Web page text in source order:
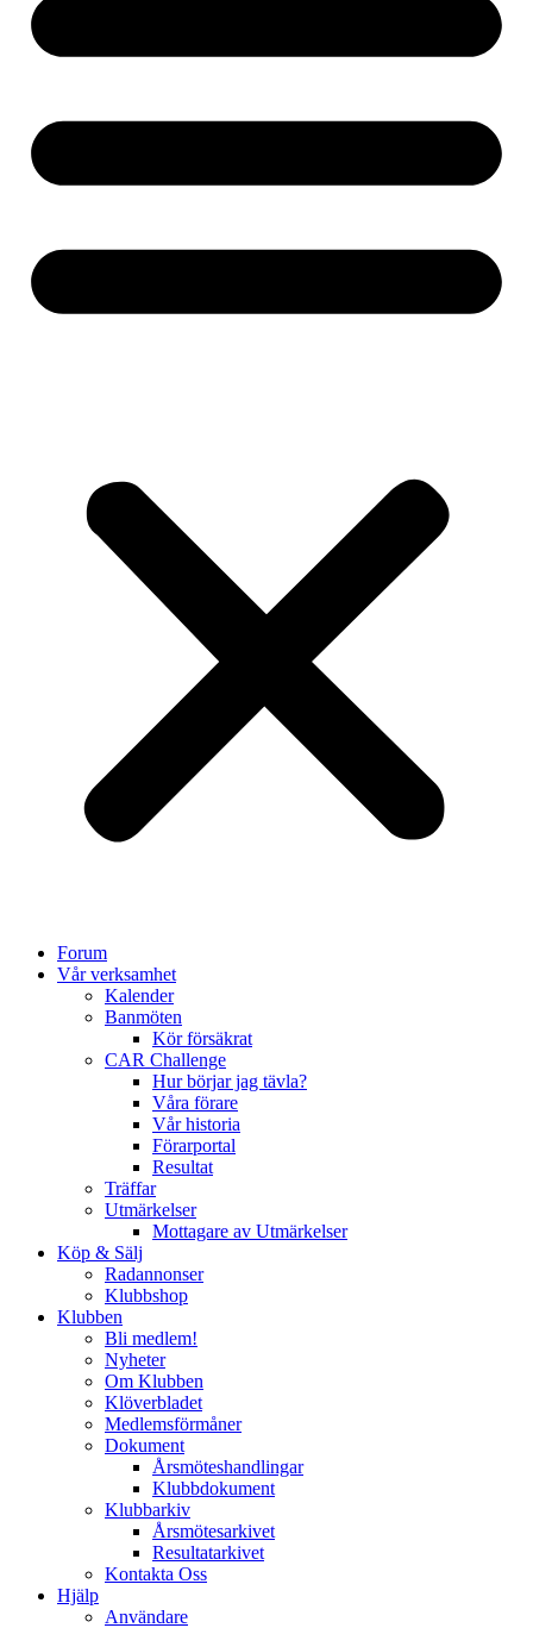
Forum
Vår verksamhet
Kalender
Banmöten
Kör försäkrat
CAR Challenge
Hur börjar jag tävla?
Våra förare
Vår historia
Förarportal
Resultat
Träffar
Utmärkelser
Mottagare av Utmärkelser
Köp & Sälj
Radannonser
Klubbshop
Klubben
Bli medlem!
Nyheter
Om Klubben
Klöverbladet
Medlemsförmåner
Dokument
Årsmöteshandlingar
Klubbdokument
Klubbarkiv
Årsmötesarkivet
Resultatarkivet
Kontakta Oss
Hjälp
Användare